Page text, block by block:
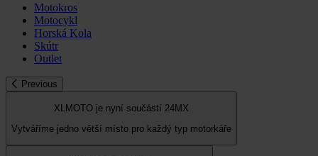
Motokros
Motocykl
Horská Kola
Skútr
Outlet
Previous
XLMOTO je nyní součástí 24MX
Vytváříme jedno větší místo pro každý typ motorkáře